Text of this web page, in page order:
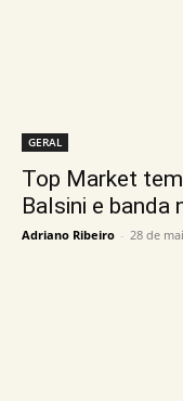
GERAL
Top Market
Balsini e
Adriano Ribeiro - 28 de